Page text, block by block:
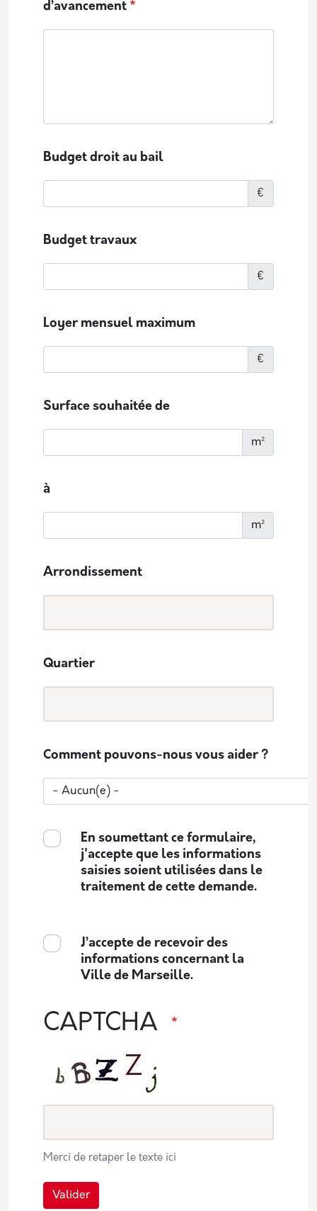
d’avancement
Budget droit au bail
€
Budget travaux
€
Loyer mensuel maximum
€
Surface souhaitée de
m²
à
m²
Arrondissement
Quartier
Comment pouvons-nous vous aider ?
En soumettant ce formulaire,
j'accepte que les informations
saisies soient utilisées dans le
traitement de cette demande.
J’accepte de recevoir des
informations concernant la
Ville de Marseille.
CAPTCHA
Merci de retaper le texte ici
Valider